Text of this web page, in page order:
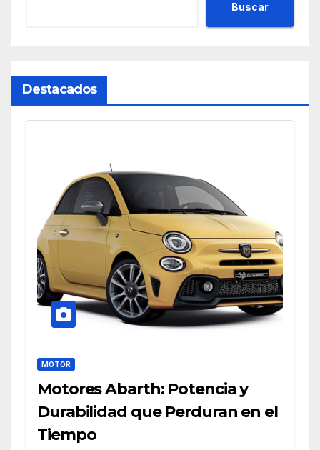
Buscar
Destacados
MOTOR
Motores Abarth: Potencia y
Durabilidad que Perduran en el
Tiempo